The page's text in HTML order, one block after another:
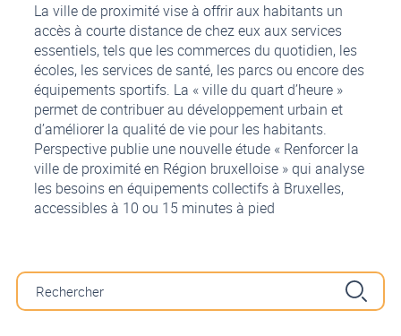
La ville de proximité vise à offrir aux habitants un
accès à courte distance de chez eux aux services
essentiels, tels que les commerces du quotidien, les
écoles, les services de santé, les parcs ou encore des
équipements sportifs. La « ville du quart d’heure »
permet de contribuer au développement urbain et
d’améliorer la qualité de vie pour les habitants.
Perspective publie une nouvelle étude « Renforcer la
ville de proximité en Région bruxelloise » qui analyse
les besoins en équipements collectifs à Bruxelles,
accessibles à 10 ou 15 minutes à pied